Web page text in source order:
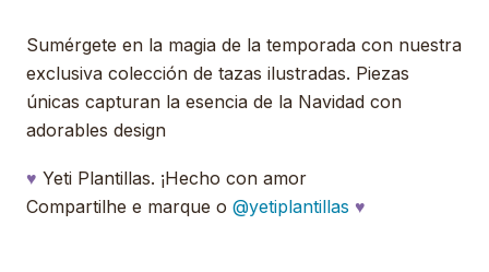
Sumérgete en la magia de la temporada con nuestra
exclusiva colección de tazas ilustradas. Piezas
únicas capturan la esencia de la Navidad con
adorables design
♥ Yeti Plantillas. ¡Hecho con amor
Compartilhe e marque o @yetiplantillas ♥